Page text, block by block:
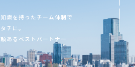
識を持ったチーム体制で
チに。
あるベストパートナー